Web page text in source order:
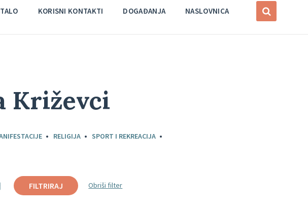
KORISNI KONTAKTI DOGAĐANJA NASLOVNICA
Križevci
RELIGIJA
SPORT I REKREACIJA
FILTRIRAJ Obriši filter